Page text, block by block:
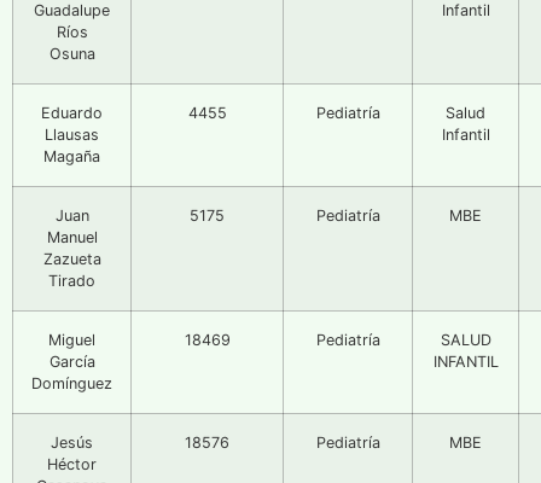
Guadalupe
Ríos
Osuna
Infantil
Eduardo
Llausas
Magaña
4455 Pediatría
Salud
Infantil
Juan
Manuel
Zazueta
Tirado
5175 Pediatría MBE
Miguel
García
Domínguez
18469 Pediatría
SALUD
INFANTIL
Jesús
Héctor
18576 Pediatría MBE